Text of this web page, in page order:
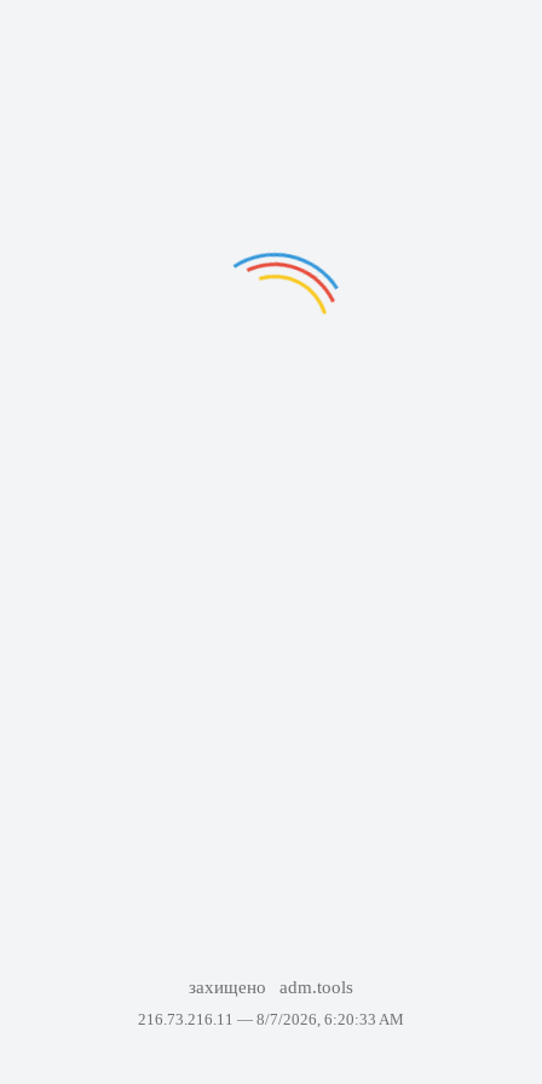
захищено adm.tools
216.73.216.11 — 8/7/2026, 6:20:33 AM